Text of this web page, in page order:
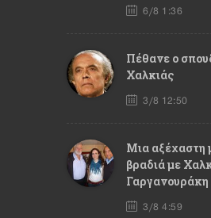
6/8 1:36
Πέθανε ο
Χαλκιάς
3/8 12:50
Mια αξέχαστη
βραδιά με
Γαργανουράκη
3/8 4:59